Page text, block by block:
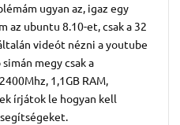
ugyan az, igaz egy
az ubuntu 8.10-et, csak a 32
videót nézni a youtube
megy csak a
1,1GB RAM,
írjátok le hogyan kell